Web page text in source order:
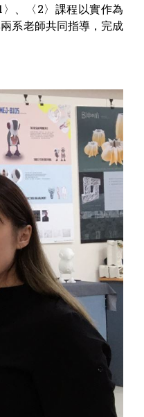
、〈2〉課程以實作為
系老師共同指導，完成